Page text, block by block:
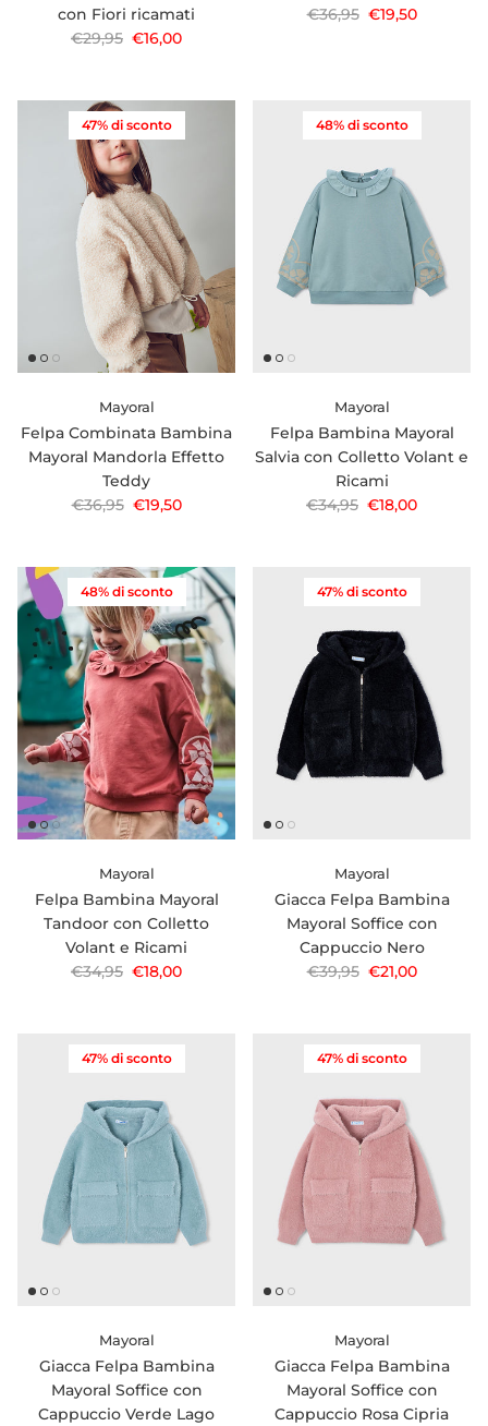
con Fiori ricamati
Prezzo normale
€29,95 Prezzo di vendita
€16,00
Prezzo normale
€36,95 Prezzo di
€19,50
47% di sconto
Mayoral
Felpa Combinata Bambina
Mayoral Mandorla Effetto
Teddy
Prezzo normale
€36,95 Prezzo di vendita
€19,50
48% di sconto
Mayoral
Felpa Bambina Mayoral
Salvia con Colletto Volant e
Ricami
Prezzo normale
€34,95 Prezzo di
€18,00
48% di sconto
Mayoral
Felpa Bambina Mayoral
Tandoor con Colletto
Volant e Ricami
Prezzo normale
€34,95 Prezzo di vendita
€18,00
47% di sconto
Mayoral
Giacca Felpa Bambina
Mayoral Soffice con
Cappuccio Nero
Prezzo normale
€39,95 Prezzo di
€21,00
47% di sconto
Mayoral
Giacca Felpa Bambina
Mayoral Soffice con
Cappuccio Verde Lago
47% di sconto
Mayoral
Giacca Felpa Bambina
Mayoral Soffice con
Cappuccio Rosa Cipria